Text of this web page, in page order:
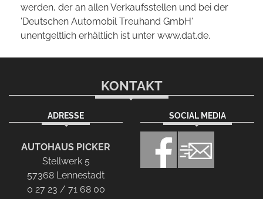
werden, der an allen Verkaufsstellen und bei der
'Deutschen Automobil Treuhand GmbH'
unentgeltlich erhältlich ist unter www.dat.de.
KONTAKT
ADRESSE
AUTOHAUS PICKER
Stellwerk 5
57368 Lennestadt
0 27 23 / 71 68 00
SOCIAL MEDIA